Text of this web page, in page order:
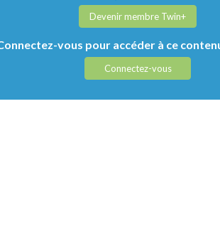
Devenir membre Twin+
vous pour accéder à ce
Connectez-vous